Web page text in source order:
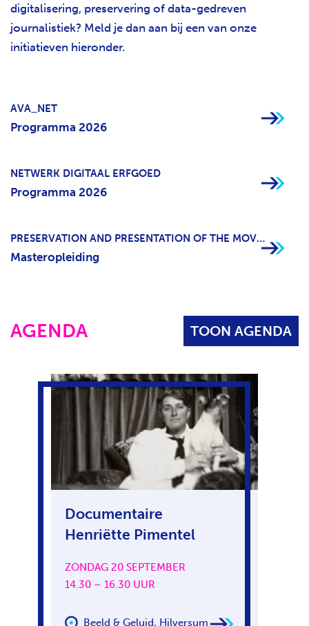
digitalisering, preservering of data-gedreven
journalistiek? Meld je dan aan bij een van onze
initiatieven hieronder.
AVA_NET
Programma 2026
NETWERK DIGITAAL ERFGOED
Programma 2026
PRESERVATION AND PRESENTATION OF THE MOVING IMAGE
Masteropleiding
AGENDA TOON AGENDA
Documentaire
Henriëtte Pimentel
ZONDAG 20 SEPTEMBER
14.30 – 16.30 UUR
Beeld & Geluid, Hilversum